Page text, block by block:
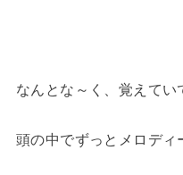
なんとな～く、覚えてい
頭の中でずっとメロディ